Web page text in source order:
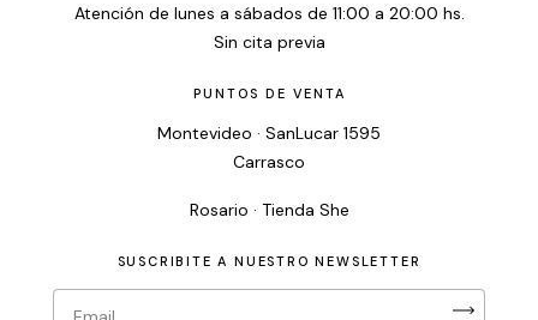
Atención de lunes a sábados de 11:00 a 20:00 hs.
Sin cita previa
PUNTOS DE VENTA
Montevideo · SanLucar 1595
Carrasco
Rosario · Tienda She
SUSCRIBITE A NUESTRO NEWSLETTER